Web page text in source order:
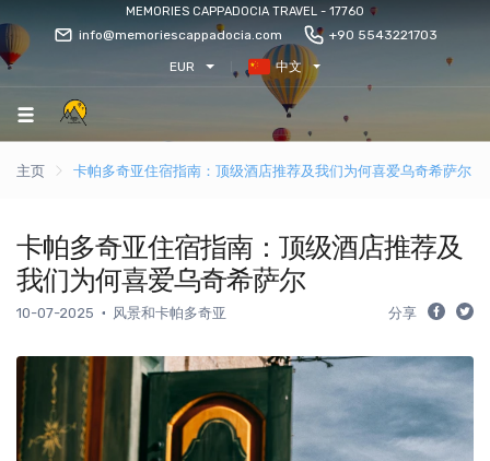
MEMORIES CAPPADOCIA TRAVEL - 17760
info@memoriescappadocia.com +90 5543221703
EUR 中文
主页 卡帕多奇亚住宿指南：顶级酒店推荐及我们为何喜爱乌奇希萨尔
卡帕多奇亚住宿指南：顶级酒店推荐及
我们为何喜爱乌奇希萨尔
10-07-2025 风景和卡帕多奇亚 分享